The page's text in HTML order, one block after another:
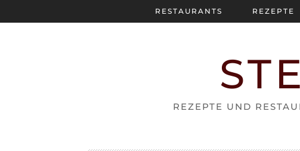
REZEPTE UND
RESTAURANTS REZEPTE